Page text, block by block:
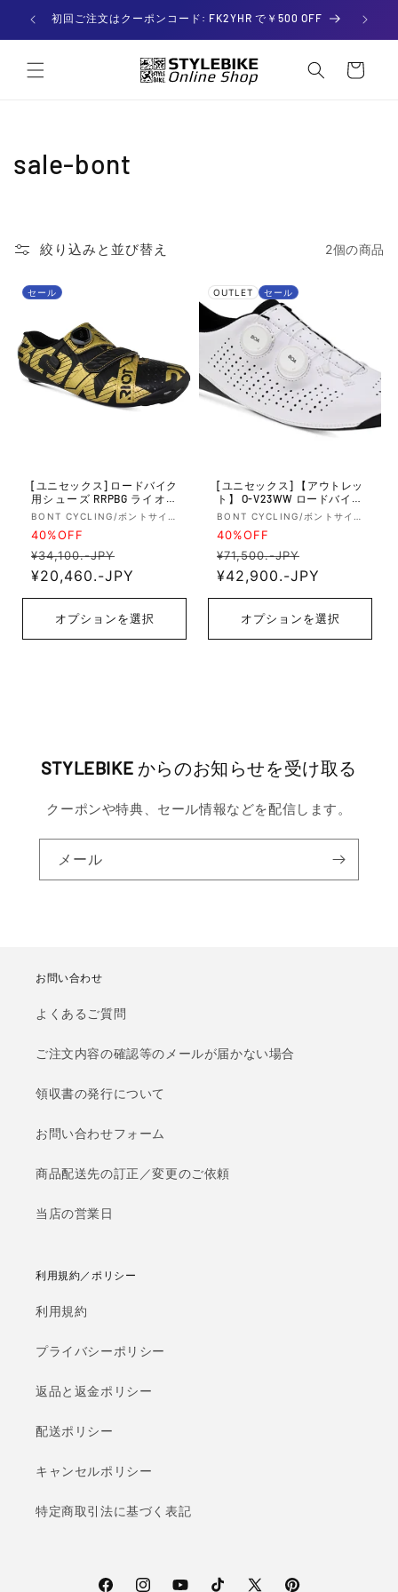
ンツに初回ご注文はクーポンコード: FK2YHR で￥500 OFF
ト
コ
シ
ョ
ン
:
sale-bont
絞り込みと並び替え 2個の商品
セール
[ユニセックス] ロードバイク
用シューズ RRPBG ライオッ
トプラス Riot+ スタンダード
フィット Boa - Matte Black/G
old
販
売
元:
BONT CYCLING/ボントサイ
クリング
40%OFF
通
常
価
¥34,100.-JPY
ル
価
格
¥20,460.-JPY
オプションを選択
OUTLET セール
[ユニセックス] 【アウトレッ
ト】 O-V23WW ロードバイク
用シューズ V23ww ベイパー
23 Vayp 2023 ワイドフィッ
ト Micr Fiber - White
販
売
元:
BONT CYCLING/ボントサイ
クリング
40%OFF
通
常
価
¥71,500.-JPY
ル
価
格
¥42,900.-JPY
オプションを選択
STYLEBIKE からのお知らせを受け取る
クーポンや特典、セール情報などを配信します。
メール
お問い合わせ
よくあるご質問
ご注文内容の確認等のメールが届かない場合
領収書の発行について
お問い合わせフォーム
商品配送先の訂正／変更のご依頼
当店の営業日
利用規約／ポリシー
利用規約
プライバシーポリシー
返品と返金ポリシー
配送ポリシー
キャンセルポリシー
特定商取引法に基づく表記